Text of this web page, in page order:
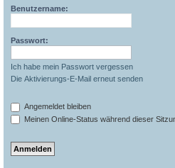
Benutzername:
Passwort:
Ich habe mein Passwort vergessen
Die Aktivierungs-E-Mail erneut senden
Angemeldet bleiben
Meinen Online-Status während dieser